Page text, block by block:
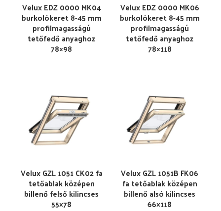
Velux EDZ 0000 MK04
burkolókeret 8-45 mm
profilmagasságú
tetőfedő anyaghoz
78×98
Velux EDZ 0000 MK06
burkolókeret 8-45 mm
profilmagasságú
tetőfedő anyaghoz
78×118
Velux GZL 1051 CK02 fa
tetőablak középen
billenő felső kilincses
55×78
Velux GZL 1051B FK06
fa tetőablak középen
billenő alsó kilincses
66×118